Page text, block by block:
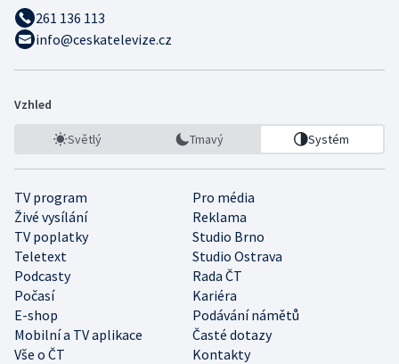
261 136 113
info@ceskatelevize.cz
Vzhled
Světlý Tmavý Systém
TV program
Pro média
Živé vysílání
Reklama
TV poplatky
Studio Brno
Teletext
Studio Ostrava
Podcasty
Rada ČT
Počasí
Kariéra
E-shop
Podávání námětů
Mobilní a TV aplikace
Časté dotazy
Vše o ČT
Kontakty